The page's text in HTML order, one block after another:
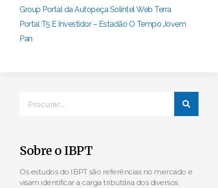
Group Portal da Autopeça Solintel Web Terra
Portal T5 E Investidor – Estadão O Tempo Jovem
Pan
Sobre o IBPT
Os estudos do IBPT são referências no mercado e
visam identificar a carga tributária dos diversos